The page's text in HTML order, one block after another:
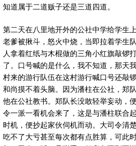
知道属于二道贩子还是三道四道。
第二天在八里地开外的公社中学给学生
老爹被揪斗，怒火中烧，当即拉着学生
人拿着红纸与木棍做的三角小红旗敲锣
了。口号喊的是什么，我不知道，那天
村来的游行队伍在这村游行喊口号还敲
和尚摸不着头脑。因为潘柱在公社，郑
他在公社教书。郑队长没敢轻举妄动，
令一派一看机会来了，这是与潘柱联合
时机，便抄起家伙伺机而动。大司令清
吃不了大亏甚至每次都有点胜算，可此